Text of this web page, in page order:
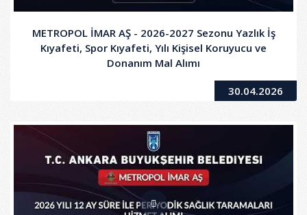
METROPOL İMAR AŞ - 2026-2027 Sezonu Yazlık İş
Kıyafeti, Spor Kıyafeti, Yılı Kişisel Koruyucu ve
Donanım Mal Alımı
30.04.2026